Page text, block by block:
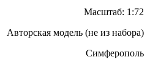
Масштаб: 1:72
Авторская модель (не из набора)
Симферополь